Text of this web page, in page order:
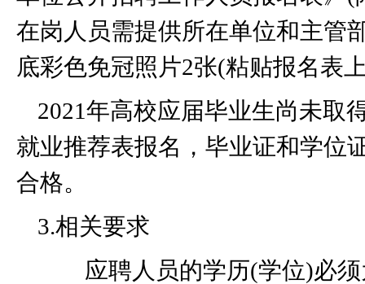
在岗人员需提供所在单位和主管
底彩色免冠照片2张(粘贴报名表
2021年高校应届毕业生尚未取
就业推荐表报名，毕业证和学位
合格。
3.相关要求
应聘人员的学历(学位)必